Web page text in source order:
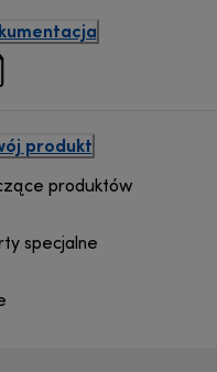
produkt
produktów
specjalne